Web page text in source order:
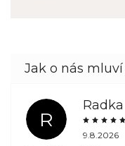
R
Radka
9.8.2026